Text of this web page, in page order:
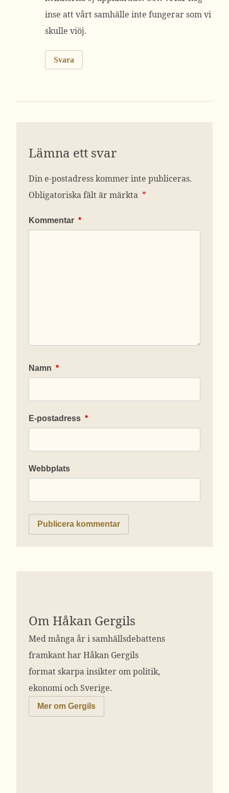
inse att vårt samhälle inte fungerar som vi
skulle viöj.
Svara
Lämna ett svar
Din e-postadress kommer inte publiceras.
Obligatoriska fält är märkta *
Kommentar *
Namn *
E-postadress *
Webbplats
Om Håkan Gergils
Med många år i samhällsdebattens
framkant har Håkan Gergils
format skarpa insikter om politik,
ekonomi och Sverige.
Mer om Gergils